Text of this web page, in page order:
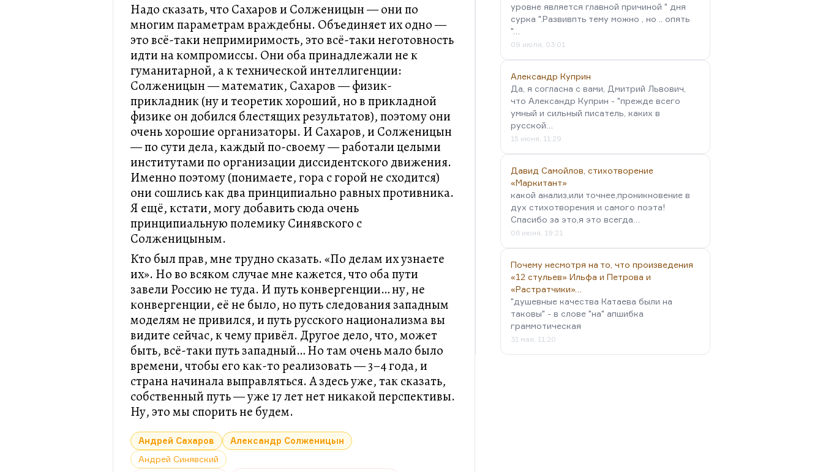
Надо сказать, что Сахаров и Солженицын — они по
многим параметрам враждебны. Объединяет их одно —
это всё-таки непримиримость, это всё-таки неготовность
идти на компромиссы. Они оба принадлежали не к
гуманитарной, а к технической интеллигенции:
Солженицын — математик, Сахаров — физик-
прикладник (ну и теоретик хороший, но в прикладной
физике он добился блестящих результатов), поэтому они
очень хорошие организаторы. И Сахаров, и Солженицын
— по сути дела, каждый по-своему — работали целыми
институтами по организации диссидентского движения.
Именно поэтому (понимаете, гора с горой не сходится)
они сошлись как два принципиально равных противника.
Я ещё, кстати, могу добавить сюда очень
принципиальную полемику Синявского с
Солженицыным.
Кто был прав, мне трудно сказать. «По делам их узнаете
их». Но во всяком случае мне кажется, что оба пути
завели Россию не туда. И путь конвергенции… ну, не
конвергенции, её не было, но путь следования западным
моделям не привился, и путь русского национализма вы
видите сейчас, к чему привёл. Другое дело, что, может
быть, всё-таки путь западный… Но там очень мало было
времени, чтобы его как-то реализовать — 3–4 года, и
страна начинала выправляться. А здесь уже, так сказать,
собственный путь — уже 17 лет нет никакой перспективы.
Ну, это мы спорить не будем.
Андрей Сахаров
Александр Солженицын
Андрей Синявский
уровне является главной причиной " дня
сурка ".Развивпть тему можно , но .. опять
"…
09 июля, 03:01
Александр Куприн
Да, я согласна с вами, Дмитрий Львович,
что Александр Куприн - "прежде всего
умный и сильный писатель, каких в
русской…
15 июня, 11:29
Давид Самойлов, стихотворение
«Маркитант»
какой анализ,или точнее,проникновение в
дух стихотворения и самого поэта!
Спасибо за это,я это всегда…
06 июня, 19:21
Почему несмотря на то, что произведения
«12 стульев» Ильфа и Петрова и
«Растратчики»…
"душевные качества Катаева были на
таковы" - в слове "на" апшибка
граммотическая
31 мая, 11:20